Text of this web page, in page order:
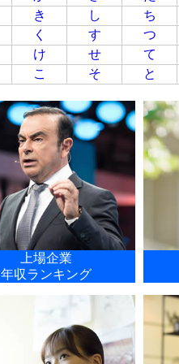
き し ち
く す つ
け せ て
こ そ と
上場企業
年収ランキング